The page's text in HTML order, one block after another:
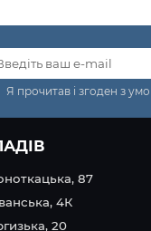
Я прочитав і згоден з
87
4К
20